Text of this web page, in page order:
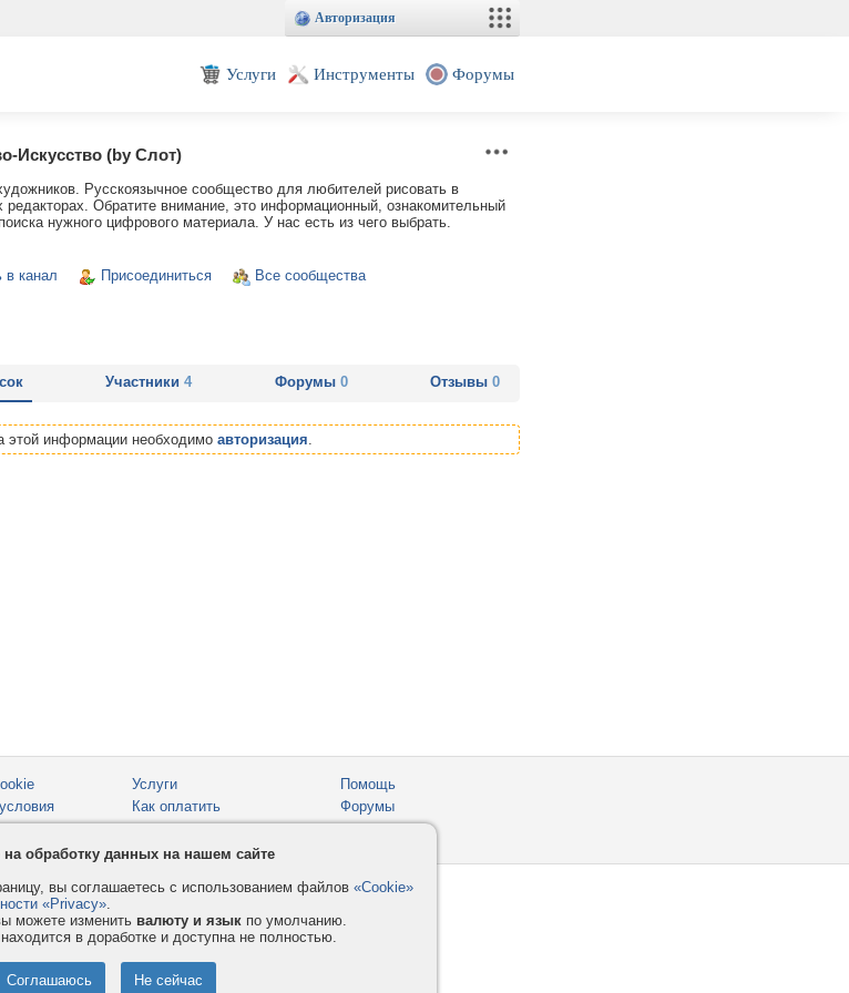
Авторизация
Услуги Инструменты Форумы
Искусство (by Слот)
Русскоязычное сообщество для любителей рисовать в
редакторах. Обратите внимание, это информационный, ознакомительный
нужного цифрового материала. У нас есть из чего выбрать.
в канал Присоединиться Все сообщества
Участники4 Форумы 0 Отзывы 0
этой информации необходимо авторизация.
Услуги
Как оплатить
Помощь
Форумы
на обработку данных на нашем сайте
вы соглашаетесь с использованием файлов «Cookie»
«Privacy».
можете изменить валюту и язык по умолчанию.
в доработке и доступна не полностью.